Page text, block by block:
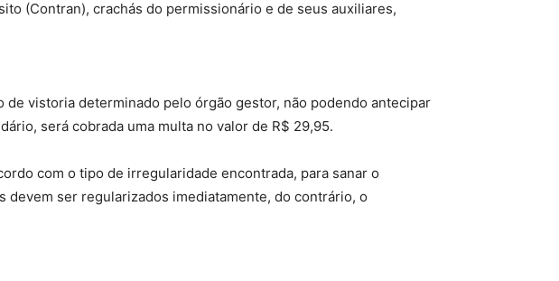
(Contran), crachás do permissionário e de seus auxiliares,
vistoria determinado pelo órgão gestor, não podendo antecipar
será cobrada uma multa no valor de R$ 29,95.
com o tipo de irregularidade encontrada, para sanar o
ser regularizados imediatamente, do contrário, o